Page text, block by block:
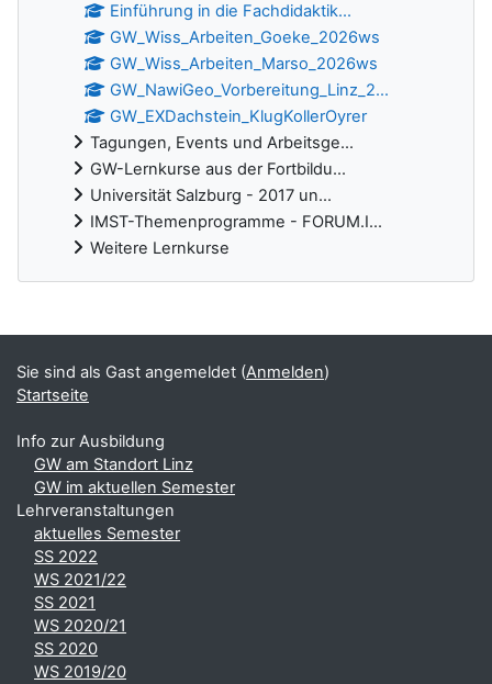
Einführung in die Fachdidaktik...
GW_Wiss_Arbeiten_Goeke_2026ws
GW_Wiss_Arbeiten_Marso_2026ws
GW_NawiGeo_Vorbereitung_Linz_2...
GW_EXDachstein_KlugKollerOyrer
Tagungen, Events und Arbeitsge...
GW-Lernkurse aus der Fortbildu...
Universität Salzburg - 2017 un...
IMST-Themenprogramme - FORUM.I...
Weitere Lernkurse
Ergänzungsblöcke
Sie sind als Gast angemeldet (Anmelden)
Startseite
Info zur Ausbildung
GW am Standort Linz
GW im aktuellen Semester
Lehrveranstaltungen
aktuelles Semester
SS 2022
WS 2021/22
SS 2021
WS 2020/21
SS 2020
WS 2019/20